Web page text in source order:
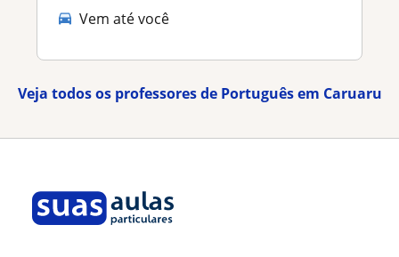
Vem até você
Veja todos os professores de Português em Caruaru